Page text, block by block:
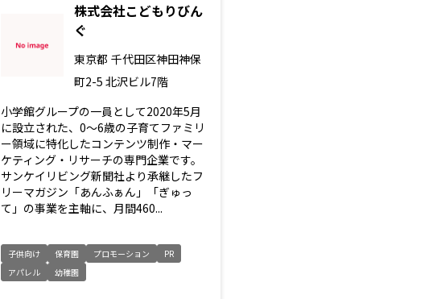
株式会社こどもりびん
ぐ
東京都 千代田区神田神保
町2-5 北沢ビル7階
小学館グループの一員として2020年5月
に設立された、0～6歳の子育てファミリ
ー領域に特化したコンテンツ制作・マー
ケティング・リサーチの専門企業です。
サンケイリビング新聞社より承継したフ
リーマガジン「あんふぁん」「ぎゅっ
て」の事業を主軸に、月間460...
子供向け 保育園 プロモーション
PR
アパレル
幼稚園